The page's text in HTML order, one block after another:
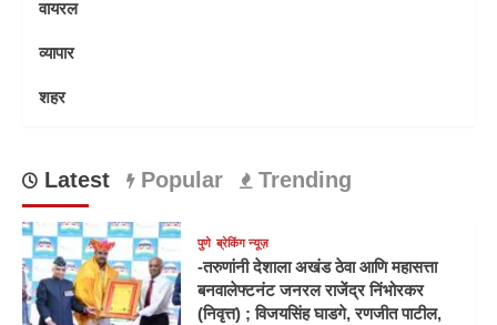
वायरल
व्यापार
शहर
Latest Popular Trending
पुणे ब्रेकिंग न्यूज़
-तरुणांनी देशाला अखंड ठेवा आणि महासत्ता
बनवालेफ्टनंट जनरल राजेंद्र निंभोरकर
(निवृत्त) ; विजयसिंह घाडगे, रणजीत पाटील,